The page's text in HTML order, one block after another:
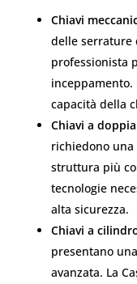
Chiavi
delle serrature
professionista
capacità della
Chiavi a
richiedono
struttura più
tecnologie
alta sicurezza.
Chiavi a
presentano
avanzata. La